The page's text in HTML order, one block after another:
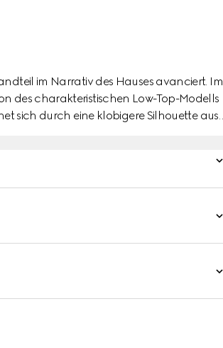
im Narrativ des Hauses avanciert. Im
des charakteristischen Low-Top-Modells
sich durch eine klobigere Silhouette aus,